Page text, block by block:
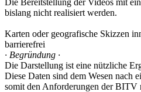
bislang nicht realisiert werden.
Karten oder geografische Skizzen
barrierefrei
· Begründung ·
Die Darstellung ist eine nützliche
Diese Daten sind dem Wesen nach
somit den Anforderungen der BITV